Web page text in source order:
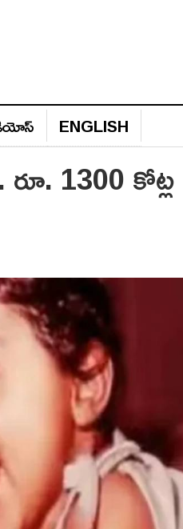
ENGLISH
1300 కోట్ల